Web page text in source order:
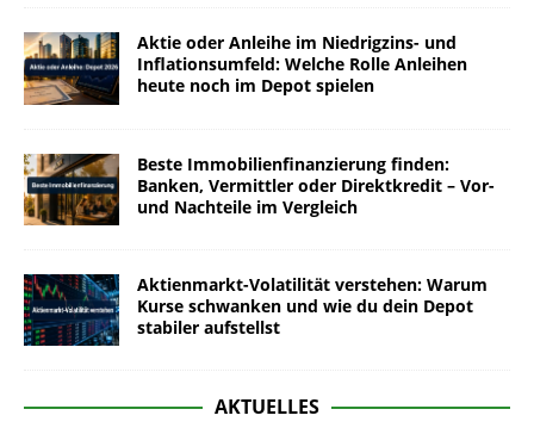
Aktie oder Anleihe im Niedrigzins- und
Inflationsumfeld: Welche Rolle Anleihen
heute noch im Depot spielen
Beste Immobilienfinanzierung finden:
Banken, Vermittler oder Direktkredit – Vor-
und Nachteile im Vergleich
Aktienmarkt-Volatilität verstehen: Warum
Kurse schwanken und wie du dein Depot
stabiler aufstellst
AKTUELLES